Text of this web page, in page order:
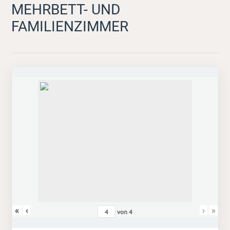
MEHRBETT- UND
FAMILIENZIMMER
« ‹ von4 › »